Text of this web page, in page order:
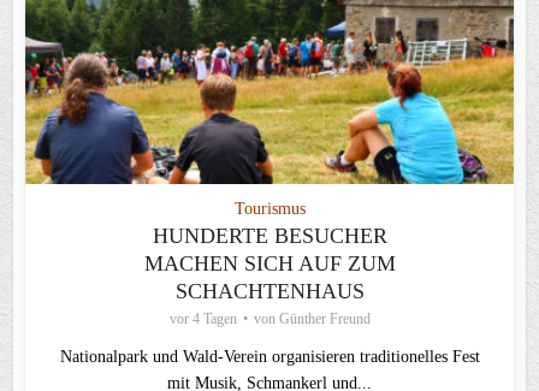
Tourismus
HUNDERTE BESUCHER
MACHEN SICH AUF ZUM
SCHACHTENHAUS
vor 4 Tagen von Günther Freund
Nationalpark und Wald-Verein organisieren traditionelles Fest
mit Musik, Schmankerl und...